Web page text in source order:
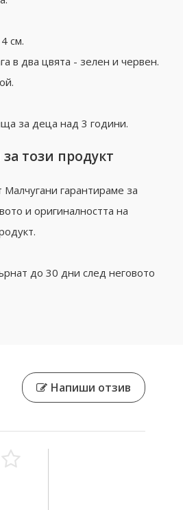
см.
в два цвята - зелен и червен.
за деца над 3 години.
този продукт
гарантираме за
и оригиналността на
до 30 дни след неговото
Напиши отзив